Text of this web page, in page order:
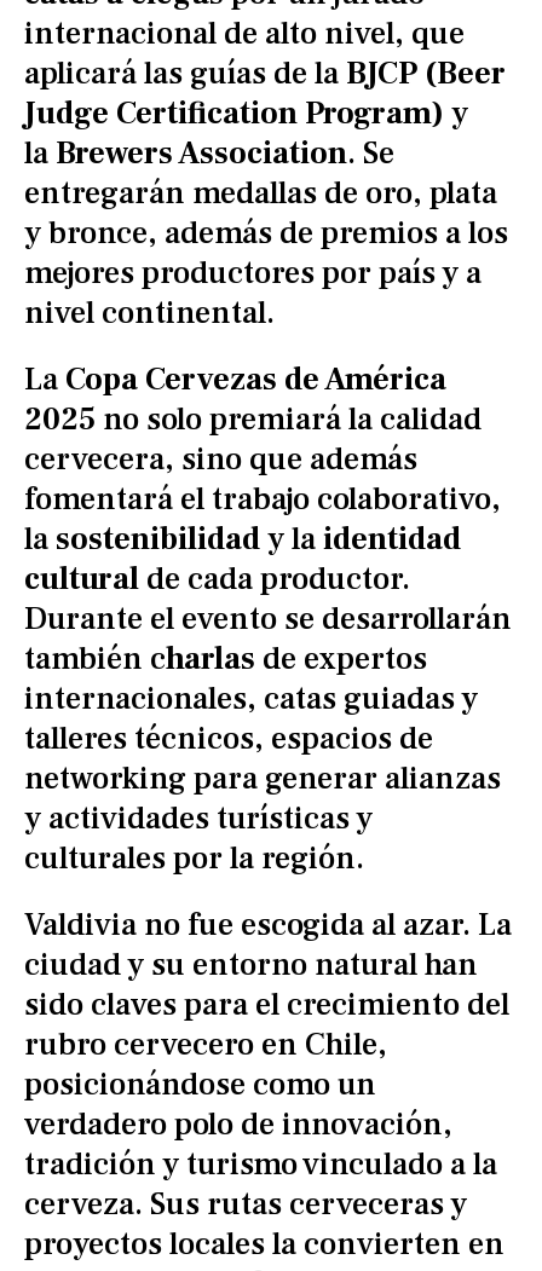
internacional de alto nivel, que
aplicará las guías de la BJCP (Beer
Judge Certification Program) y
la Brewers Association. Se
entregarán medallas de oro, plata
y bronce, además de premios a los
mejores productores por país y a
nivel continental.
La Copa Cervezas de América
2025 no solo premiará la calidad
cervecera, sino que además
fomentará el trabajo colaborativo,
la sostenibilidady laidentidad
cultural de cada productor.
Durante el evento se desarrollarán
también charlas de expertos
internacionales, catas guiadas y
talleres técnicos, espacios de
networking para generar alianzas
y actividades turísticas y
culturales por la región.
Valdivia no fue escogida al azar. La
ciudad y su entorno natural han
sido claves para el crecimiento del
rubro cervecero en Chile,
posicionándose como un
verdadero polo de innovación,
tradición y turismo vinculado a la
cerveza. Sus rutas cerveceras y
proyectos locales la convierten en